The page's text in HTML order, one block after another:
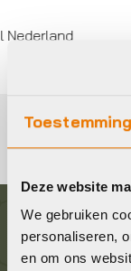
Toestemming
Deze website
We gebruiken
personaliseren,
en om ons
Graag